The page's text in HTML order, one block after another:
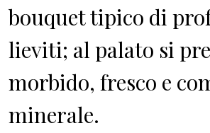
bouquet tipico di
lieviti; al palato si
morbido, fresco e
minerale.